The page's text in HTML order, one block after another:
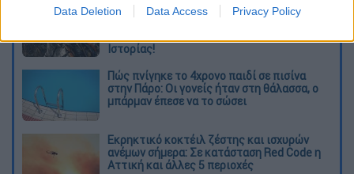
Data Deletion Data Access Privacy Policy
O στρατηγός ήταν σχιζοφρενής, εμμονικός,
Ιστορίας!
Πώς πνίγηκε το 4χρονο παιδί σε πισίνα
στην Πάρο: Οι γονείς ήταν στη θάλασσα, ο
μπάρμαν έπεσε να το σώσει
Εκρηκτικό κοκτέιλ ζέστης και ισχυρών
ανέμων σήμερα: Σε κατάσταση Red Code η
Αττική και άλλες 5 περιοχές